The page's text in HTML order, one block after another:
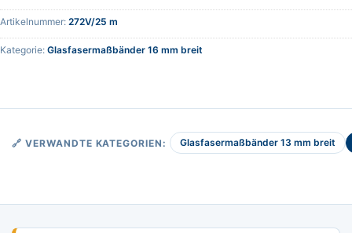
Artikelnummer: 272V/25 m
Kategorie: Glasfasermaßbänder 16 mm breit
🔗 VERWANDTE KATEGORIEN: Glasfasermaßbänder 13 mm breit